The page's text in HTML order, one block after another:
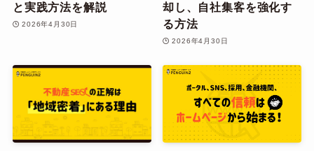
と実践方法を解説
2026年4月30日
却し、自社集客を強化す
る方法
2026年4月30日